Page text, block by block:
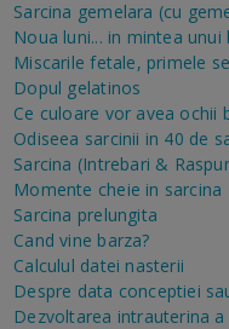
Sarcina gemelara (cu
Noua luni... in mintea unui
Miscarile fetale, primele
Dopul gelatinos
Ce culoare vor avea ochii
Odiseea sarcinii in 40 de
Sarcina (Intrebari &
Momente cheie in sarcina
Sarcina prelungita
Cand vine barza?
Calculul datei nasterii
Despre data conceptiei
Dezvoltarea intrauterina a